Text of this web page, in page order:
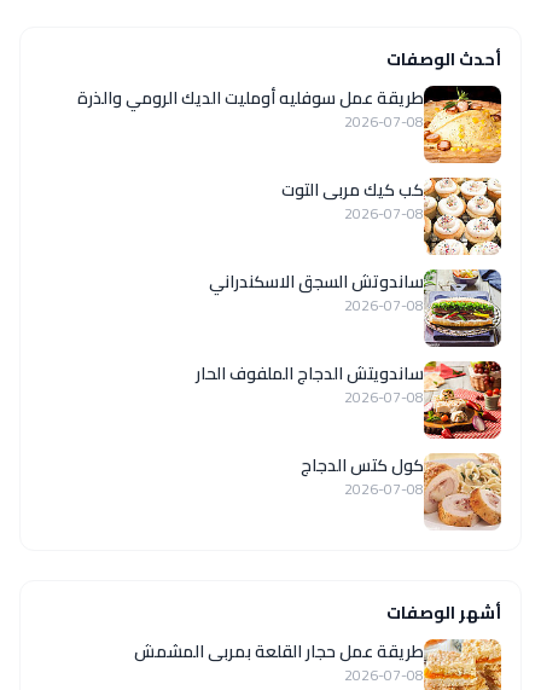
أحدث الوصفات
طريقة عمل سوفليه أومليت الديك الرومي والذرة
2026-07-08
كب كيك مربى التوت
2026-07-08
ساندوتش السجق الاسكندراني
2026-07-08
ساندويتش الدجاج الملفوف الحار
2026-07-08
كول كتس الدجاج
2026-07-08
أشهر الوصفات
طريقة عمل حجار القلعة بمربى المشمش
2026-07-08